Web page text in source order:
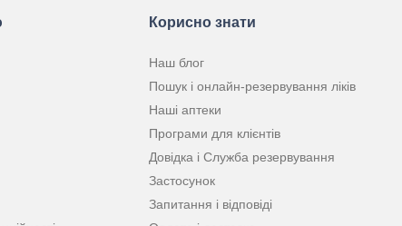
Корисно знати
Наш блог
Пошук і онлайн-резервування ліків
Наші аптеки
Програми для клієнтів
Довідка і Служба резервування
Застосунок
Запитання і відповіді